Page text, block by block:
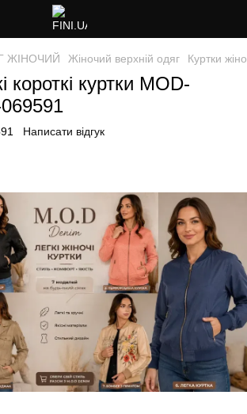
ЖІНОЧИЙ Жіночий верхній одяг Куртки
короткі куртки MOD-
Написати відгук